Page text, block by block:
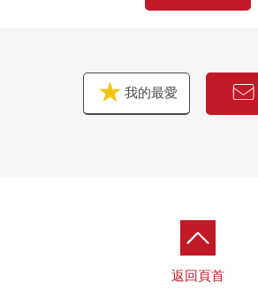
0 OZEKI野澤商店、約600m(步行8分鐘)
0 Tomod's上馬商店、約500m(步行7分鐘)
0 世田谷駒澤2郵局、約500m(步行7分鐘)
0 Carrot Tower、約1000m(步行13分鐘)
我的最愛
返回頁首